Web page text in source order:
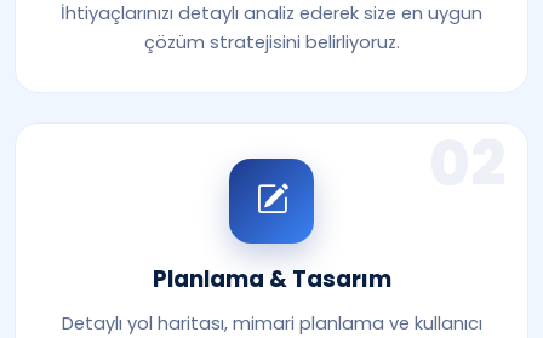
İhtiyaçlarınızı detaylı analiz ederek size en uygun
çözüm stratejisini belirliyoruz.
Planlama & Tasarım
Detaylı yol haritası, mimari planlama ve kullanıcı